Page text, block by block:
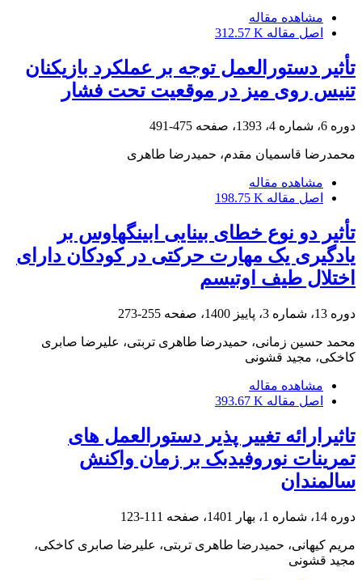
مشاهده مقاله
اصل مقاله 312.57 K
تأثیر دستورالعمل توجه بر عملکرد بازیکنان
تنیس روی میز در موقعیت تحت فشار
دوره 6، شماره 4، 1393، صفحه 475-491
محمدرضا قاسمیان مقدم، حمیدرضا طاهری
مشاهده مقاله
اصل مقاله 198.75 K
تأثیر دو نوع خطای بینایی ابینگهاوس بر
یادگیری یک مهارت حرکتی در کودکان دارای
اختلال طیف اوتیسم
دوره 13، شماره 3، پاییز 1400، صفحه 255-273
محمد حسین زمانی، حمیدرضا طاهری تربتی، علیرضا صابری
کاخکی، مجید قشونی
مشاهده مقاله
اصل مقاله 393.67 K
تاثیرارائه تغییر پذیر دستورالعمل های
تمرینات نوروفیدبک بر زمان واکنش
سالمندان
دوره 14، شماره 1، بهار 1401، صفحه 111-123
مریم کیهانی، حمیدرضا طاهری تربتی، علیرضا صابری کاخکی،
مجید قشونی